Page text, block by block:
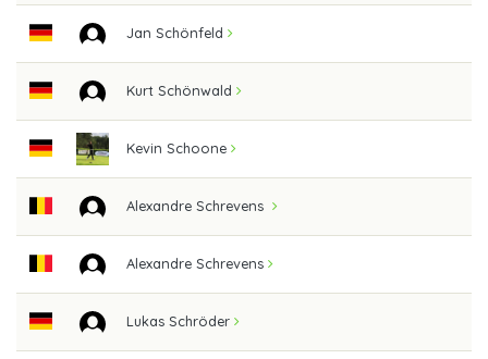
Jan Schönfeld
Kurt Schönwald
Kevin Schoone
Alexandre Schrevens
Alexandre Schrevens
Lukas Schröder